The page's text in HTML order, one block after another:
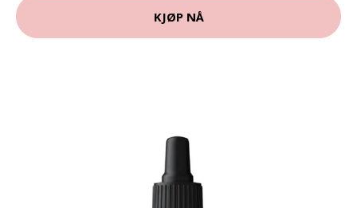
KJØP NÅ